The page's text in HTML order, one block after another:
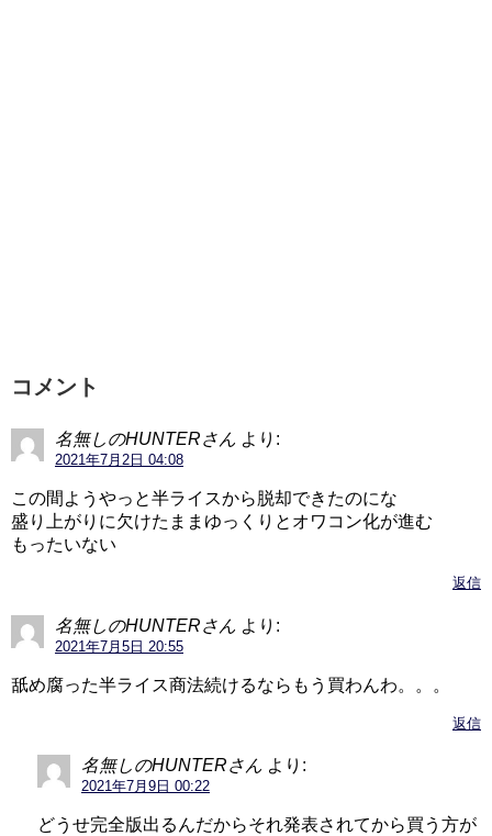
コメント
名無しのHUNTERさん より:
2021年7月2日 04:08
この間ようやっと半ライスから脱却できたのにな
盛り上がりに欠けたままゆっくりとオワコン化が進む
もったいない
返信
名無しのHUNTERさん より:
2021年7月5日 20:55
舐め腐った半ライス商法続けるならもう買わんわ。。。
返信
名無しのHUNTERさん より:
2021年7月9日 00:22
どうせ完全版出るんだからそれ発表されてから買う方が